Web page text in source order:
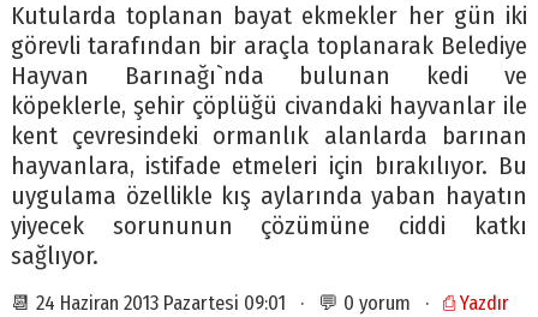
Kutularda toplanan bayat ekmekler her gün iki
görevli tarafından bir araçla toplanarak Belediye
Hayvan Barınağı`nda bulunan kedi ve
köpeklerle, şehir çöplüğü civandaki hayvanlar ile
kent çevresindeki ormanlık alanlarda barınan
hayvanlara, istifade etmeleri için bırakılıyor. Bu
uygulama özellikle kış aylarında yaban hayatın
yiyecek sorununun çözümüne ciddi katkı
sağlıyor.
📆 24 Haziran 2013 Pazartesi 09:01 · 💬 0 yorum · ⎙ Yazdır